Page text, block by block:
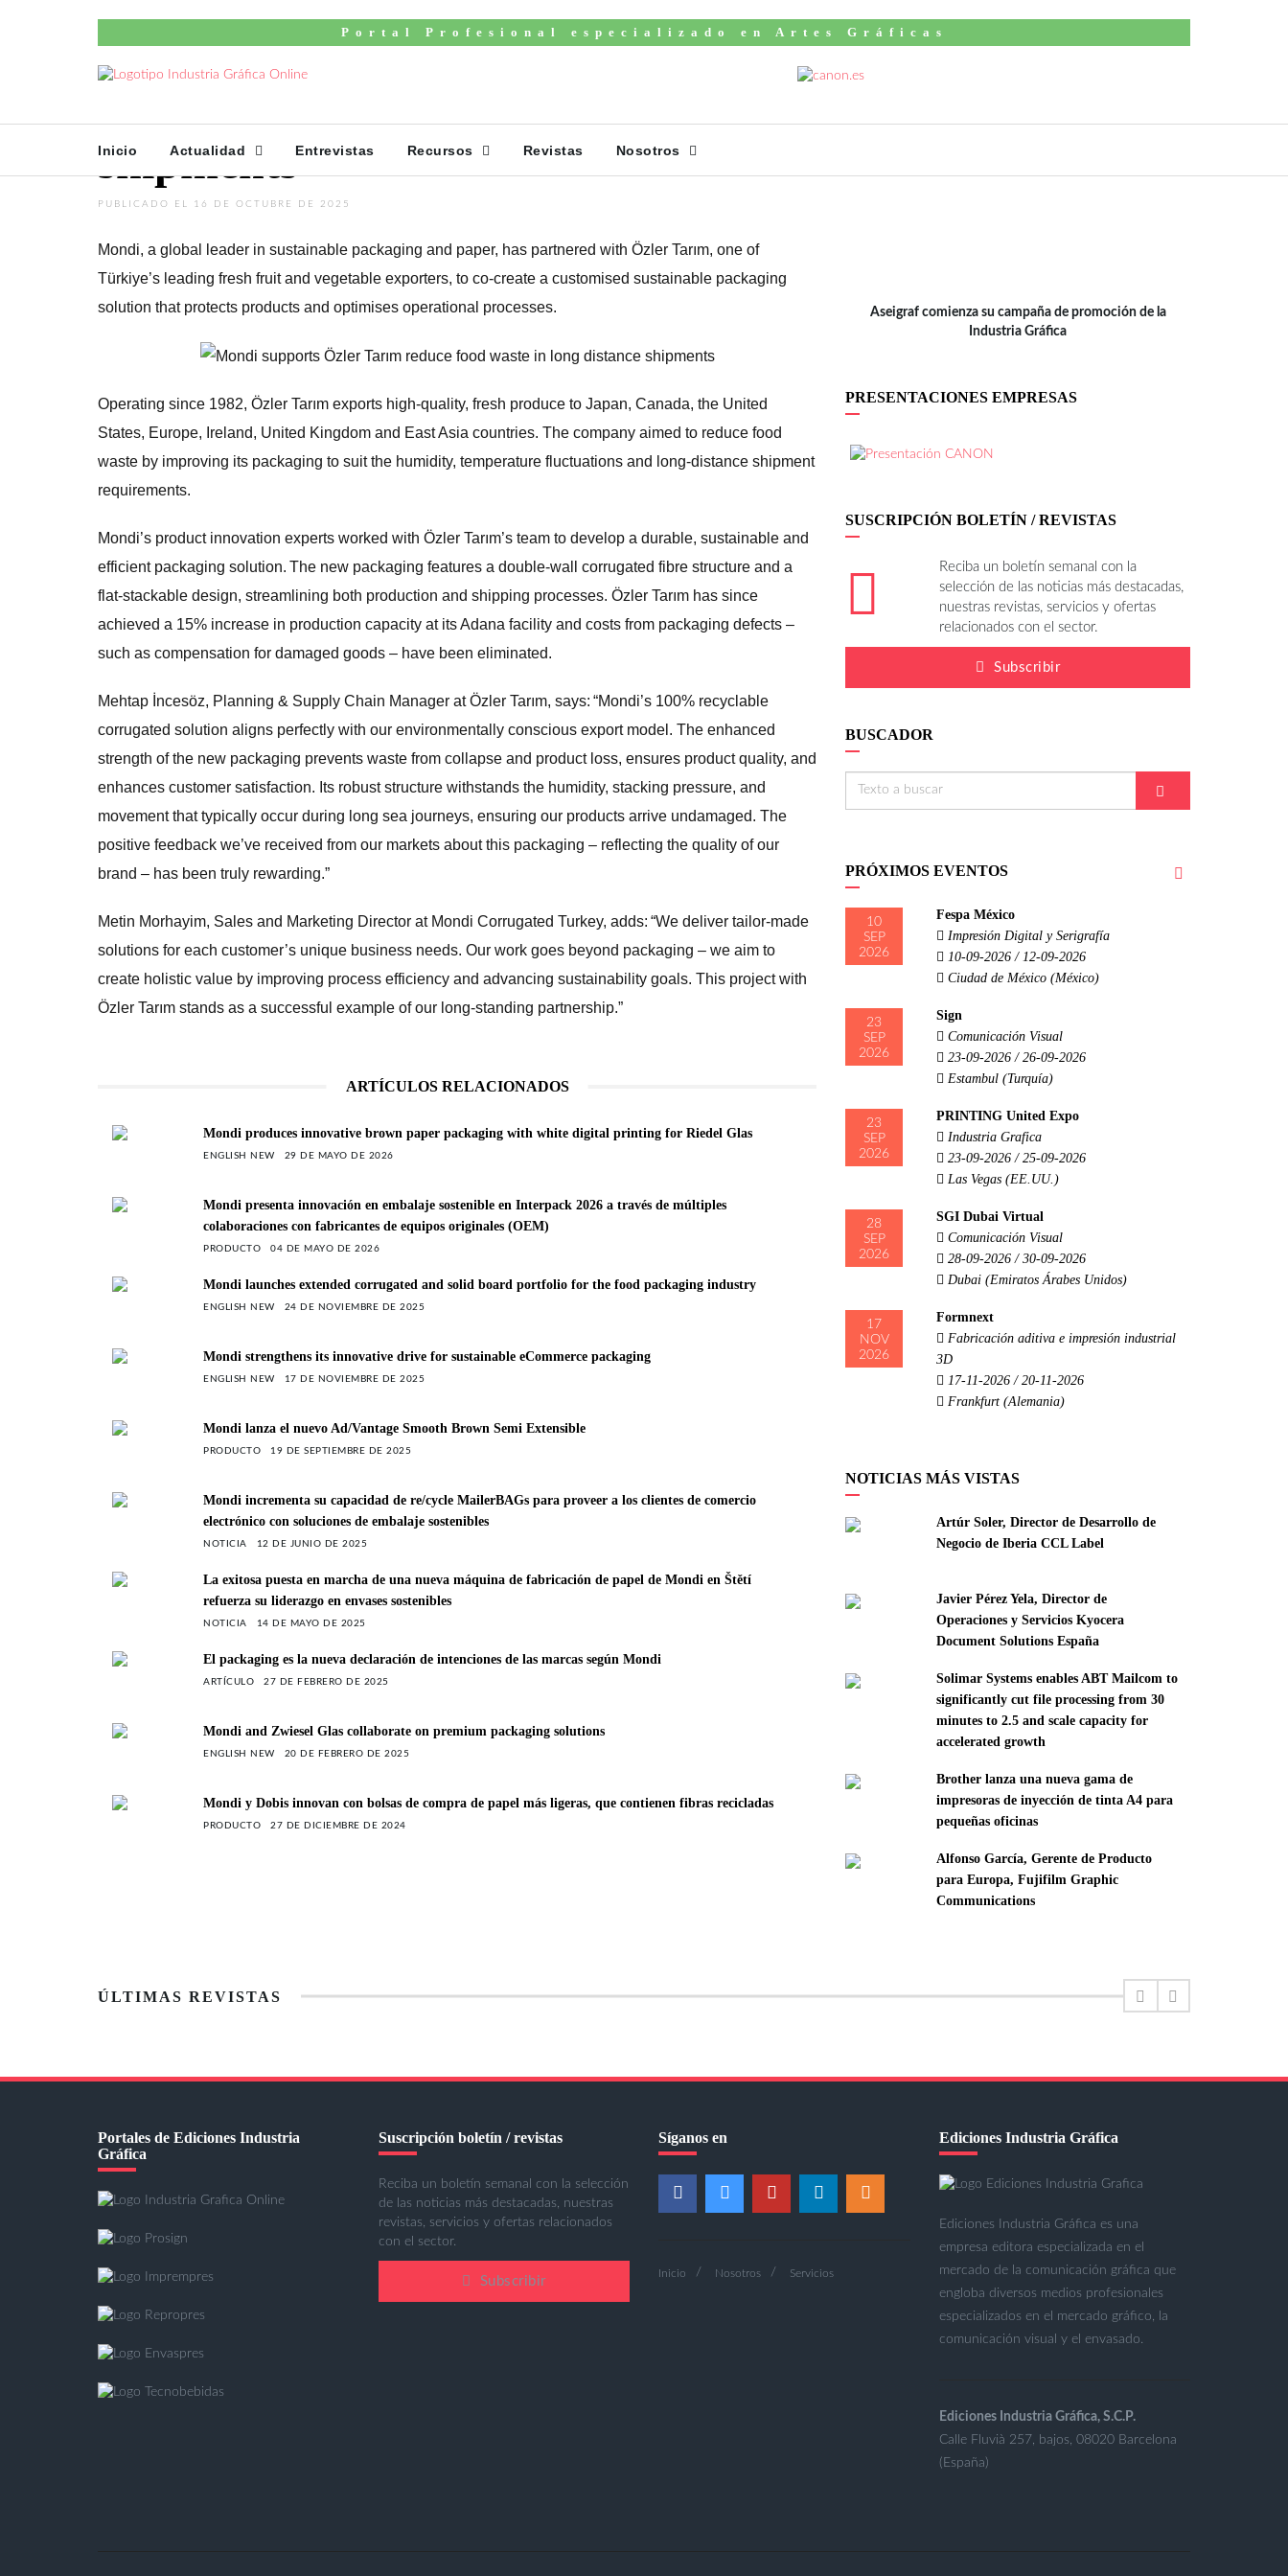
Portal Profesional especializado en Artes Gráficas
Inicio Actualidad Entrevistas Recursos Revistas Nosotros
Mondi supports Özler Tarım reduce
food waste in long distance
shipments
PUBLICADO EL 16 DE OCTUBRE DE 2025
Mondi, a global leader in sustainable packaging and paper, has partnered with Özler Tarım, one of
Türkiye’s leading fresh fruit and vegetable exporters, to co-create a customised sustainable packaging
solution that protects products and optimises operational processes.
Operating since 1982, Özler Tarım exports high-quality, fresh produce to Japan, Canada, the United
States, Europe, Ireland, United Kingdom and East Asia countries. The company aimed to reduce food
waste by improving its packaging to suit the humidity, temperature fluctuations and long-distance shipment
requirements.
Mondi’s product innovation experts worked with Özler Tarım’s team to develop a durable, sustainable and
efficient packaging solution. The new packaging features a double-wall corrugated fibre structure and a
flat-stackable design, streamlining both production and shipping processes. Özler Tarım has since
achieved a 15% increase in production capacity at its Adana facility and costs from packaging defects –
such as compensation for damaged goods – have been eliminated.
Mehtap İncesöz, Planning & Supply Chain Manager at Özler Tarım, says: “Mondi’s 100% recyclable
corrugated solution aligns perfectly with our environmentally conscious export model. The enhanced
strength of the new packaging prevents waste from collapse and product loss, ensures product quality, and
enhances customer satisfaction. Its robust structure withstands the humidity, stacking pressure, and
movement that typically occur during long sea journeys, ensuring our products arrive undamaged. The
positive feedback we’ve received from our markets about this packaging – reflecting the quality of our
brand – has been truly rewarding.”
Metin Morhayim, Sales and Marketing Director at Mondi Corrugated Turkey, adds: “We deliver tailor-made
solutions for each customer’s unique business needs. Our work goes beyond packaging – we aim to
create holistic value by improving process efficiency and advancing sustainability goals. This project with
Özler Tarım stands as a successful example of our long-standing partnership.”
ARTÍCULOS RELACIONADOS
Mondi produces innovative brown paper packaging with white digital printing for Riedel Glas
ENGLISH NEW 29 DE MAYO DE 2026
Mondi presenta innovación en embalaje sostenible en Interpack 2026 a través de múltiples
colaboraciones con fabricantes de equipos originales (OEM)
PRODUCTO 04 DE MAYO DE 2026
Mondi launches extended corrugated and solid board portfolio for the food packaging industry
ENGLISH NEW 24 DE NOVIEMBRE DE 2025
Mondi strengthens its innovative drive for sustainable eCommerce packaging
ENGLISH NEW 17 DE NOVIEMBRE DE 2025
Mondi lanza el nuevo Ad/Vantage Smooth Brown Semi Extensible
PRODUCTO 19 DE SEPTIEMBRE DE 2025
Mondi incrementa su capacidad de re/cycle MailerBAGs para proveer a los clientes de comercio
electrónico con soluciones de embalaje sostenibles
NOTICIA 12 DE JUNIO DE 2025
La exitosa puesta en marcha de una nueva máquina de fabricación de papel de Mondi en Štětí
refuerza su liderazgo en envases sostenibles
NOTICIA 14 DE MAYO DE 2025
El packaging es la nueva declaración de intenciones de las marcas según Mondi
ARTÍCULO 27 DE FEBRERO DE 2025
Mondi and Zwiesel Glas collaborate on premium packaging solutions
ENGLISH NEW 20 DE FEBRERO DE 2025
Mondi y Dobis innovan con bolsas de compra de papel más ligeras, que contienen fibras recicladas
PRODUCTO 27 DE DICIEMBRE DE 2024
Aseigraf comienza su campaña de promoción de la
Industria Gráfica
PRESENTACIONES EMPRESAS
SUSCRIPCIÓN BOLETÍN / REVISTAS
Reciba un boletín semanal con la
selección de las noticias más destacadas,
nuestras revistas, servicios y ofertas
relacionados con el sector.
Subscribir
BUSCADOR
PRÓXIMOS EVENTOS
10
SEP
2026
Fespa México
Impresión Digital y Serigrafía
10-09-2026 / 12-09-2026
Ciudad de México (México)
23
SEP
2026
Sign
Comunicación Visual
23-09-2026 / 26-09-2026
Estambul (Turquía)
23
SEP
2026
PRINTING United Expo
Industria Grafica
23-09-2026 / 25-09-2026
Las Vegas (EE.UU.)
28
SEP
2026
SGI Dubai Virtual
Comunicación Visual
28-09-2026 / 30-09-2026
Dubai (Emiratos Árabes Unidos)
17
NOV
2026
Formnext
Fabricación aditiva e impresión industrial
3D
17-11-2026 / 20-11-2026
Frankfurt (Alemania)
NOTICIAS MÁS VISTAS
Artúr Soler, Director de Desarrollo de
Negocio de Iberia CCL Label
Javier Pérez Yela, Director de
Operaciones y Servicios Kyocera
Document Solutions España
Solimar Systems enables ABT Mailcom to
significantly cut file processing from 30
minutes to 2.5 and scale capacity for
accelerated growth
Brother lanza una nueva gama de
impresoras de inyección de tinta A4 para
pequeñas oficinas
Alfonso García, Gerente de Producto
para Europa, Fujifilm Graphic
Communications
ÚLTIMAS REVISTAS
Portales de Ediciones Industria
Gráfica
Suscripción boletín / revistas
Reciba un boletín semanal con la selección
de las noticias más destacadas, nuestras
revistas, servicios y ofertas relacionados
con el sector.
Subscribir
Síganos en
Inicio Nosotros Servicios
Ediciones Industria Gráfica
Ediciones Industria Gráfica es una
empresa editora especializada en el
mercado de la comunicación gráfica que
engloba diversos medios profesionales
especializados en el mercado gráfico, la
comunicación visual y el envasado.
Ediciones Industria Gráfica, S.C.P.
Calle Fluvià 257, bajos, 08020 Barcelona
(España)